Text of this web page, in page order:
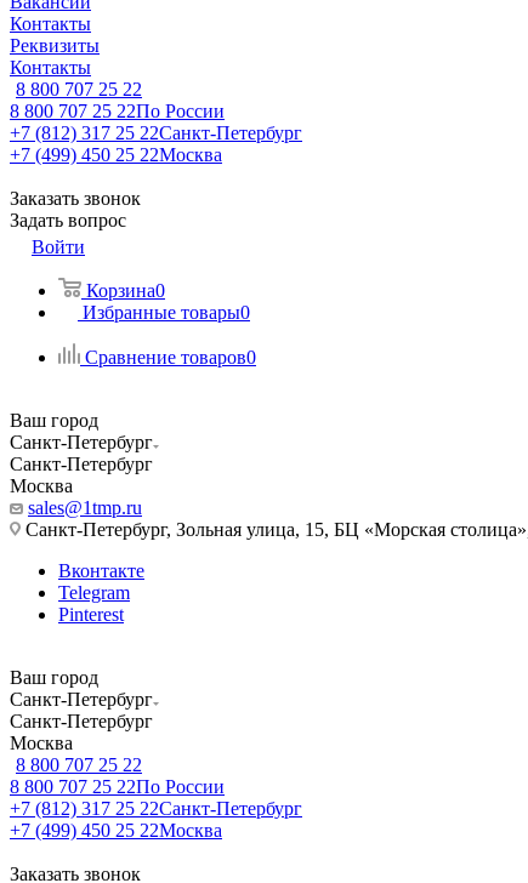
Контакты
Реквизиты
Контакты
8 800 707 25 22
8 800 707 25 22По России
+7 (812) 317 25 22Санкт-Петербург
+7 (499) 450 25 22Москва
Заказать звонок
Задать вопрос
Войти
Корзина0
Избранные товары0
Сравнение товаров0
Ваш город
Санкт-Петербург
Санкт-Петербург
Москва
sales@1tmp.ru
Санкт-Петербург, Зольная улица, 15, БЦ «Морская
Вконтакте
Telegram
Pinterest
Ваш город
Санкт-Петербург
Санкт-Петербург
Москва
8 800 707 25 22
8 800 707 25 22По России
+7 (812) 317 25 22Санкт-Петербург
+7 (499) 450 25 22Москва
Заказать звонок